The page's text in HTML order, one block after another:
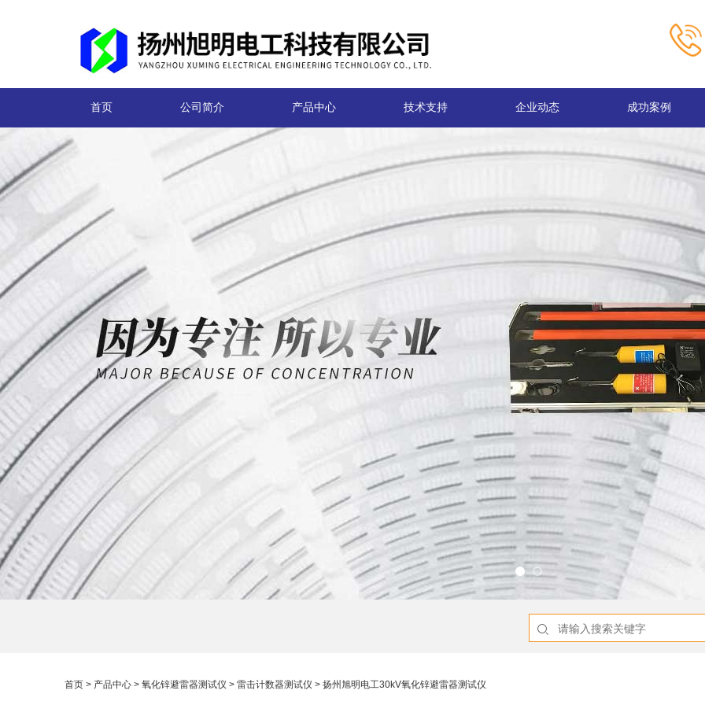
首页 公司简介 产品中心 技术支持 企业动态 成功案例
首页 > 产品中心 > 氧化锌避雷器测试仪 > 雷击计数器测试仪 > 扬州旭明电工30kV氧化锌避雷器测试仪